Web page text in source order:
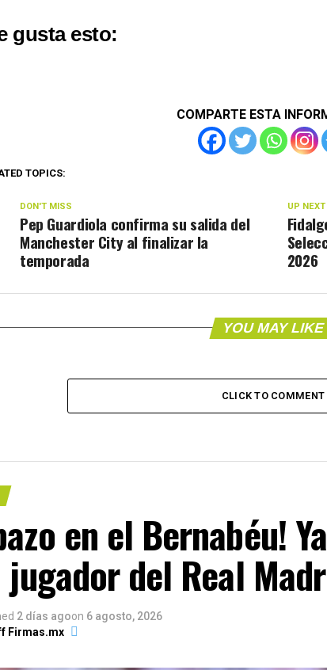
gusta esto:
COMPARTE ESTA
TOPICS:
UP NEXT
2026
DON'T MISS
Pep Guardiola confirma su salida del
Manchester City al finalizar la
temporada
YOU MAY LIKE
CLICK TO COMMENT
en el Bernabéu!
jugador del Real
2 días agoon 6 agosto, 2026
Firmas.mx